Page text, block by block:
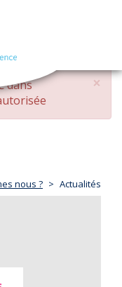
navigation
×
dans
nous ? Actualités